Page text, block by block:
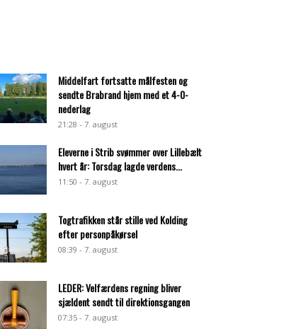
Middelfart fortsatte målfesten og
sendte Brabrand hjem med et 4-0-
nederlag
21:28 - 7. august
Eleverne i Strib svømmer over Lillebælt
hvert år: Torsdag lagde verdens...
11:50 - 7. august
Togtrafikken står stille ved Kolding
efter personpåkørsel
08:39 - 7. august
LEDER: Velfærdens regning bliver
sjældent sendt til direktionsgangen
07:35 - 7. august